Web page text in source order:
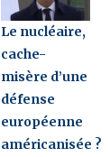
Le nucléaire,
cache-
misère d’une
défense
européenne
américanisée ?